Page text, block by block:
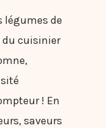
légumes de
du cuisinier
! En
saveurs